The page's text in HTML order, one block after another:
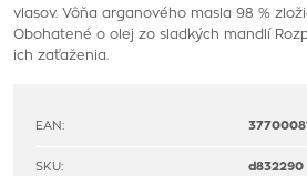
vlasov. Vôňa arganového masla 98 %
Obohatené o olej zo sladkých mandlí
ich zaťaženia.
EAN:
SKU: d832290